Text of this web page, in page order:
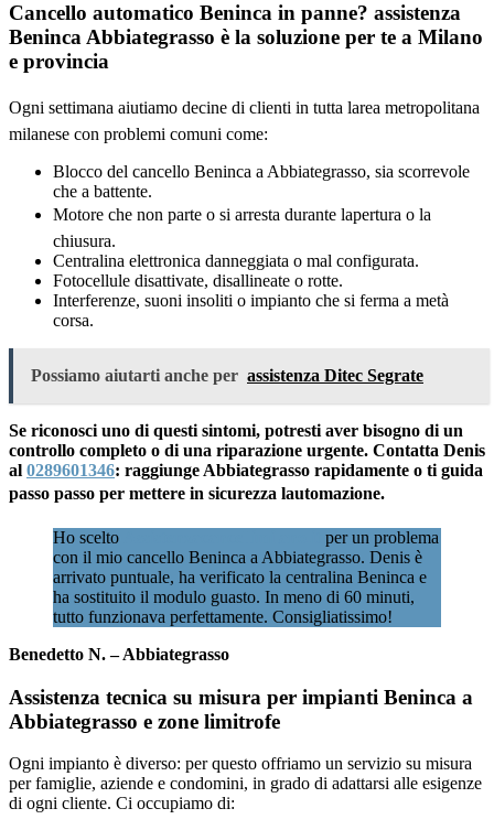
Cancello automatico Beninca in panne? assistenza
Beninca Abbiategrasso è la soluzione per te a Milano
e provincia
Ogni settimana aiutiamo decine di clienti in tutta larea metropolitana
milanese con problemi comuni come:
Blocco del cancello Beninca a Abbiategrasso, sia scorrevole
che a battente.
Motore che non parte o si arresta durante lapertura o la
chiusura.
Centralina elettronica danneggiata o mal configurata.
Fotocellule disattivate, disallineate o rotte.
Interferenze, suoni insoliti o impianto che si ferma a metà
corsa.
Possiamo aiutarti anche per assistenza Ditec Segrate
Se riconosci uno di questi sintomi, potresti aver bisogno di un
controllo completo o di una riparazione urgente. Contatta Denis
al 0289601346: raggiunge Abbiategrasso rapidamente o ti guida
passo passo per mettere in sicurezza lautomazione.
Ho scelto
per un problema
con il mio cancello Beninca a Abbiategrasso. Denis è
arrivato puntuale, ha verificato la centralina Beninca e
ha sostituito il modulo guasto. In meno di 60 minuti,
tutto funzionava perfettamente. Consigliatissimo!
Benedetto N. – Abbiategrasso
Assistenza tecnica su misura per impianti Beninca a
Abbiategrasso e zone limitrofe
Ogni impianto è diverso: per questo offriamo un servizio su misura
per famiglie, aziende e condomini, in grado di adattarsi alle esigenze
di ogni cliente. Ci occupiamo di: